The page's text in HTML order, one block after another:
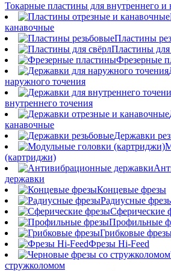
Токарные пластины для внутреннего и
канавочные
Пластины
Пластины для
Фрезерные
наружного точения
внутреннего точения
канавочные
Державки
(картриджи)
державки
Концевые фрезы
Радиусные
Сферические
Профильные
Грибковые
Фрезы Hi-Feed
стружколомом